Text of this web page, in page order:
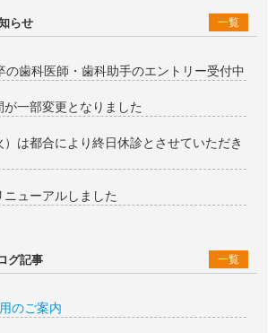
らせ 一覧
の歯科医師・歯科助手のエントリー受付中
一部変更となりました
は都合により終日休診とさせていただき
ューアルしました
グ記事 一覧
のご案内